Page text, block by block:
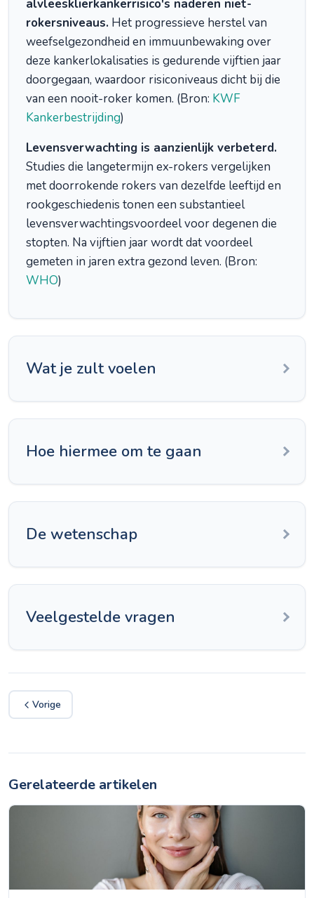
alvleesklierkankerrisico's naderen niet-
rokersniveaus. Het progressieve herstel van
weefselgezondheid en immuunbewaking over
deze kankerlokalisaties is gedurende vijftien jaar
doorgegaan, waardoor risiconiveaus dicht bij die
van een nooit-roker komen. (Bron: KWF
Kankerbestrijding)
Levensverwachting is aanzienlijk verbeterd.
Studies die langetermijn ex-rokers vergelijken
met doorrokende rokers van dezelfde leeftijd en
rookgeschiedenis tonen een substantieel
levensverwachtingsvoordeel voor degenen die
stopten. Na vijftien jaar wordt dat voordeel
gemeten in jaren extra gezond leven. (Bron:
WHO)
Wat je zult voelen
Hoe hiermee om te gaan
De wetenschap
Veelgestelde vragen
Vorige
Gerelateerde artikelen